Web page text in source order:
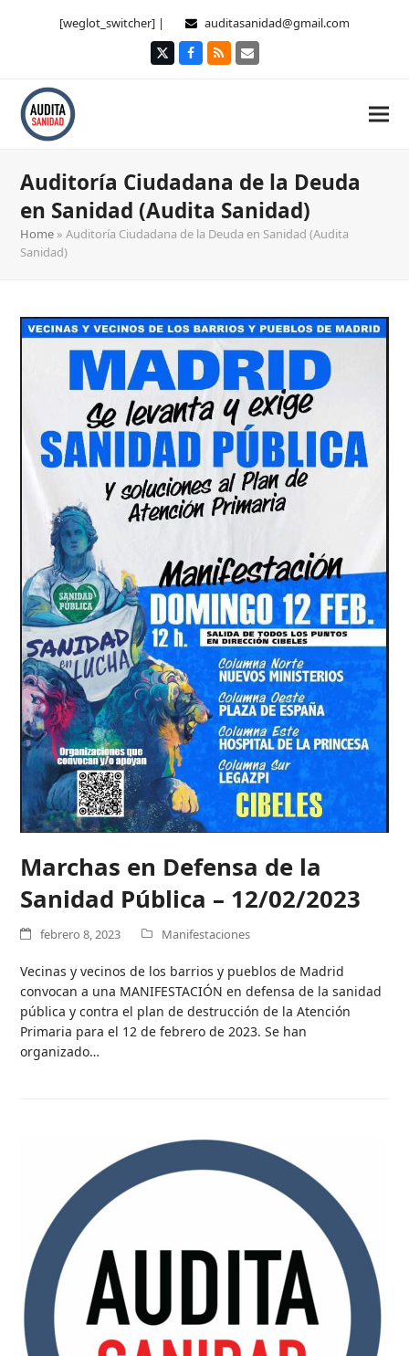
[weglot_switcher] | auditasanidad@gmail.com
TwitterFacebook
RSS Correo
Auditoría Ciudadana de la Deuda
en Sanidad (Audita Sanidad)
Home »Auditoría Ciudadana de la Deuda en Sanidad (Audita
Sanidad)
Marchas en Defensa de la
Sanidad Pública – 12/02/2023
febrero 8, 2023 Manifestaciones
Vecinas y vecinos de los barrios y pueblos de Madrid
convocan a una MANIFESTACIÓN en defensa de la sanidad
pública y contra el plan de destrucción de la Atención
Primaria para el 12 de febrero de 2023. Se han
organizado…